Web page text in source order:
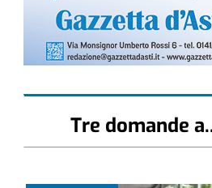
Tre domande